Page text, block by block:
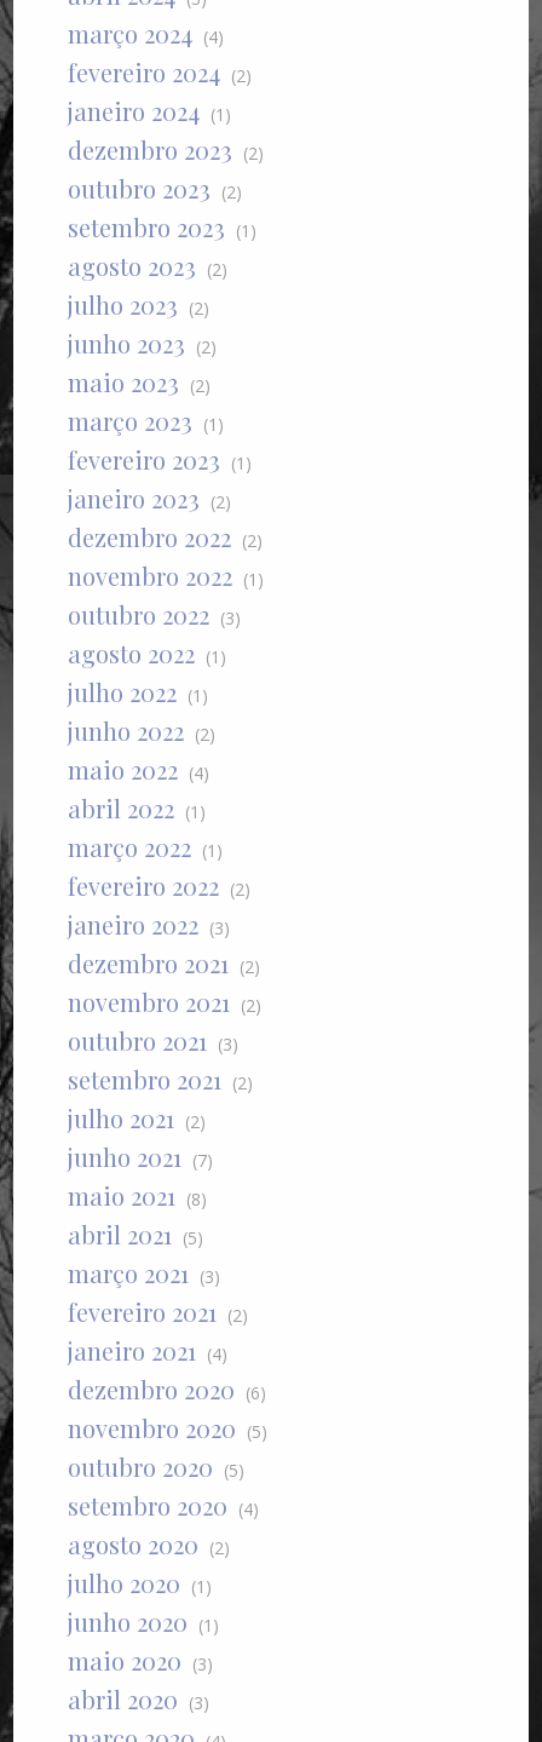
março 2024 (4)
fevereiro 2024 (2)
janeiro 2024 (1)
dezembro 2023 (2)
outubro 2023 (2)
setembro 2023 (1)
agosto 2023 (2)
julho 2023 (2)
junho 2023 (2)
maio 2023 (2)
março 2023 (1)
fevereiro 2023 (1)
janeiro 2023 (2)
dezembro 2022 (2)
novembro 2022 (1)
outubro 2022 (3)
agosto 2022 (1)
julho 2022 (1)
junho 2022 (2)
maio 2022 (4)
abril 2022 (1)
março 2022 (1)
fevereiro 2022 (2)
janeiro 2022 (3)
dezembro 2021 (2)
novembro 2021 (2)
outubro 2021 (3)
setembro 2021 (2)
julho 2021 (2)
junho 2021 (7)
maio 2021 (8)
abril 2021 (5)
março 2021 (3)
fevereiro 2021 (2)
janeiro 2021 (4)
dezembro 2020 (6)
novembro 2020 (5)
outubro 2020 (5)
setembro 2020 (4)
agosto 2020 (2)
julho 2020 (1)
junho 2020 (1)
maio 2020 (3)
abril 2020 (3)